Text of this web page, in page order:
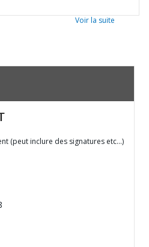
Voir la suite
(peut inclure des signatures etc…)